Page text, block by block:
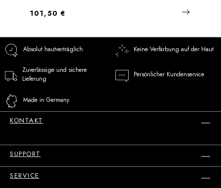
Regulärer Preis:
101,50 €
Absolut hautverträglich Keine Verfärbung auf der Haut
Zuverlässige und sichere
Lieferung
Persönlicher Kundenservice
Made in Germany
KONTAKT
SUPPORT
SERVICE